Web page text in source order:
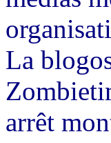
La
arrêt